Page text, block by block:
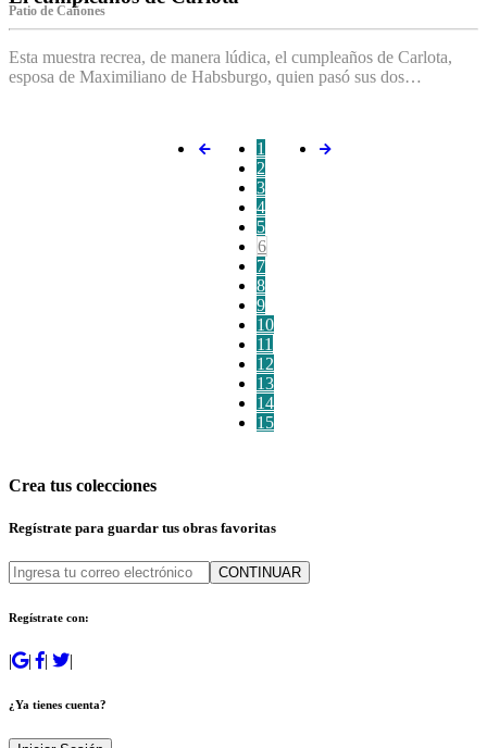
Patio de Cañones
Esta muestra recrea, de manera lúdica, el cumpleaños de Carlota,
esposa de Maximiliano de Habsburgo, quien pasó sus dos…
1
2
3
4
5
6
7
8
9
10
11
12
13
14
15
Crea tus colecciones
Regístrate para guardar tus obras favoritas
CONTINUAR
Regístrate con:
| | | |
¿Ya tienes cuenta?